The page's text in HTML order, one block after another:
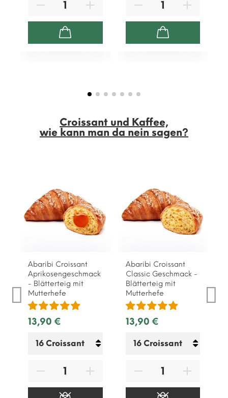
Croissant und Kaffee,
wie kann man da nein sagen?
Abaribi Croissant
Aprikosengeschmack
- Blätterteig mit
Mutterhefe
13,90 €
Abaribi Croissant
Classic Geschmack -
Blätterteig mit
Mutterhefe
13,90 €